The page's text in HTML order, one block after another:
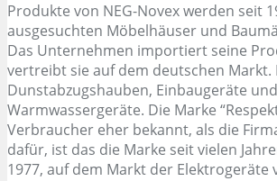
Produkte von NEG-Novex werden seit
ausgesuchten Möbelhäuser und
Das Unternehmen importiert seine
vertreibt sie auf dem deutschen Markt.
Dunstabzugshauben, Einbaugeräte
Warmwassergeräte. Die Marke
Verbraucher eher bekannt, als die
dafür, ist das die Marke seit vielen
1977, auf dem Markt der Elektrogeräte